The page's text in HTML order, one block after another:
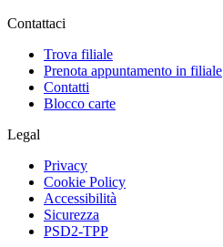
Contattaci
Trova filiale
Prenota appuntamento in filiale
Contatti
Blocco carte
Legal
Privacy
Cookie Policy
Accessibilità
Sicurezza
PSD2-TPP